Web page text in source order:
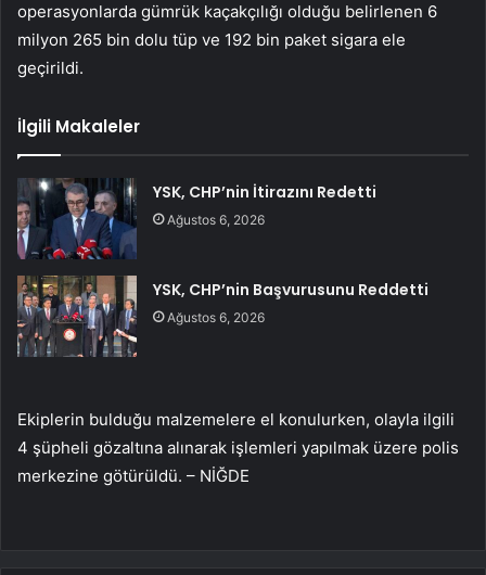
operasyonlarda gümrük kaçakçılığı olduğu belirlenen 6
milyon 265 bin dolu tüp ve 192 bin paket sigara ele
geçirildi.
İlgili Makaleler
YSK, CHP’nin İtirazını Redetti
Ağustos 6, 2026
YSK, CHP’nin Başvurusunu Reddetti
Ağustos 6, 2026
Ekiplerin bulduğu malzemelere el konulurken, olayla ilgili
4 şüpheli gözaltına alınarak işlemleri yapılmak üzere polis
merkezine götürüldü. – NİĞDE